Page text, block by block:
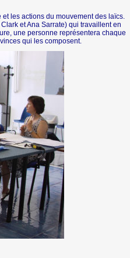
les actions du mouvement des laïcs.
et Ana Sarrate) qui travaillent en
une personne représentera chaque
qui les composent.